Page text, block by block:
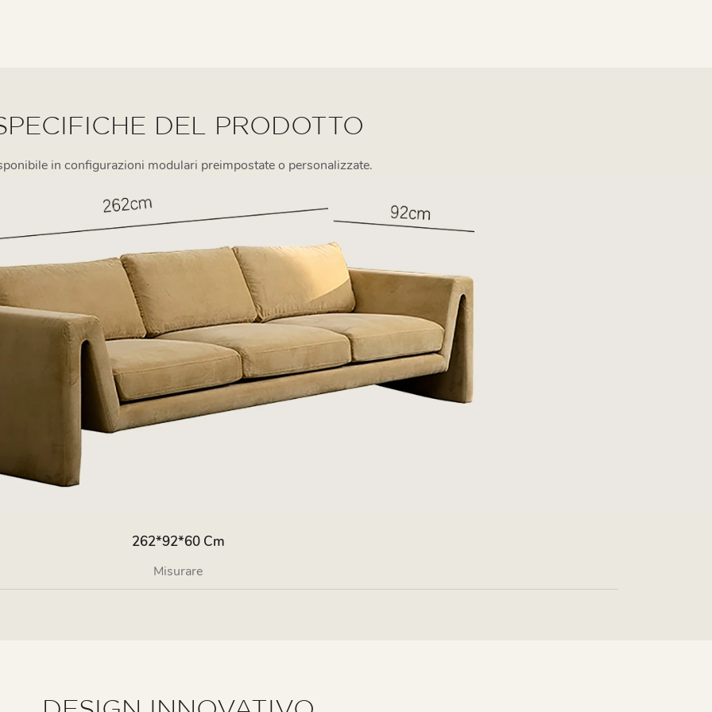
DEL PRODOTTO
in configurazioni modulari preimpostate o personalizzate.
262*92*60 Cm
Misurare